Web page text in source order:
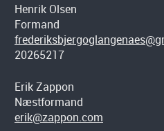
Henrik Olsen
Formand
20265217
Erik Zappon
Næstformand
erik@zappon.com